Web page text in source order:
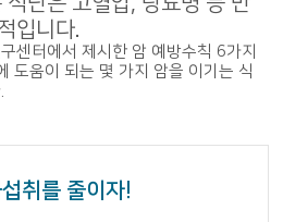
입니다.
센터에서 제시한 암 예방수칙 6가지
도움이 되는 몇 가지 암을 이기는 식
취를 줄이자!